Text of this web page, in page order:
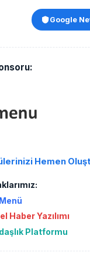
Google
Hemen
Haber Yazılımı
Platformu